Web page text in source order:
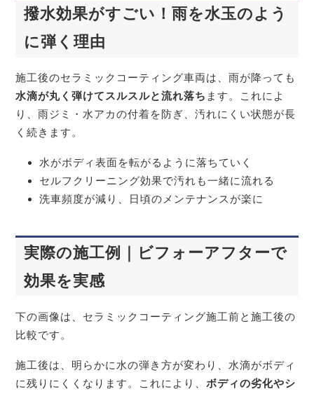
撥水効果がすごい！雨を水玉のよう
に弾く理由
施工後のセラミックコーティング車両は、雨が降っても
水滴が丸く弾けてスルスルと流れ落ち ます。これによ
り、雨ジミ・水アカの付着を防ぎ、汚れにくい状態が長
く続きます。
水がボディ表面を転がるように落ちていく
セルフクリーニング効果で汚れも一緒に流れる
洗車頻度が減り、日頃のメンテナンスが楽に
実際の施工例｜ビフォーアフターで
効果を実感
下の画像は、セラミックコーティング施工前と施工後の
比較です。
施工後は、明らかに水の弾き方が変わり、水滴がボディ
に残りにくくなります。これにより、ボディの劣化やシ